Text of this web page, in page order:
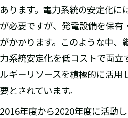
あります。電力系統の安定化に
が必要ですが、発電設備を保有
がかかります。このような中、
力系統安定化を低コストで両立
ルギーリソースを積極的に活用
要とされています。
2016年度から2020年度に活動